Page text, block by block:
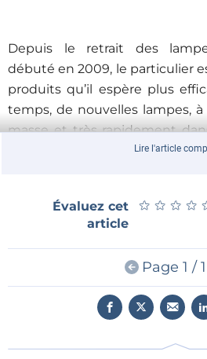
Depuis le retrait des
débuté en 2009, le particulier
produits qu’il espère plus
temps, de nouvelles lampes, à
masse et très rapidement
de technologie disruptive)
du marché…
devraient coopérer pour
mieux adapté à leurs besoins.
européens et les
l’éclairage se sont
Lire l'article
Évaluez cet
article
★ ★ ★ ★
★ ★ ★ ★
Page 1 / 1